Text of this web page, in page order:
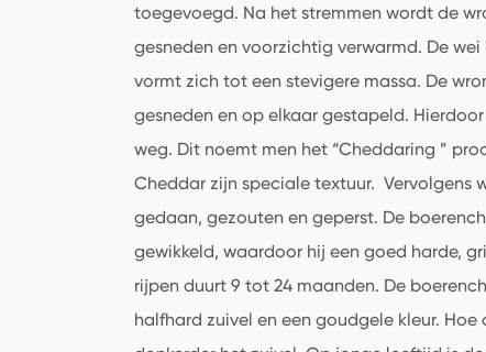
toegevoegd. Na het stremmen wordt de
gesneden en voorzichtig verwarmd. De
vormt zich tot een stevigere massa. De
gesneden en op elkaar gestapeld.
weg. Dit noemt men het “Cheddaring ”
Cheddar zijn speciale textuur. Vervolgens
gedaan, gezouten en geperst. De
gewikkeld, waardoor hij een goed harde,
rijpen duurt 9 tot 24 maanden. De
halfhard zuivel en een goudgele kleur. Hoe